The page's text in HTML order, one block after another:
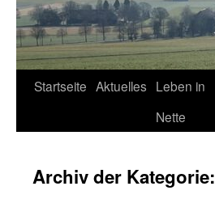
Startseite Aktuelles Leben in
Nette
Archiv der Kategorie: